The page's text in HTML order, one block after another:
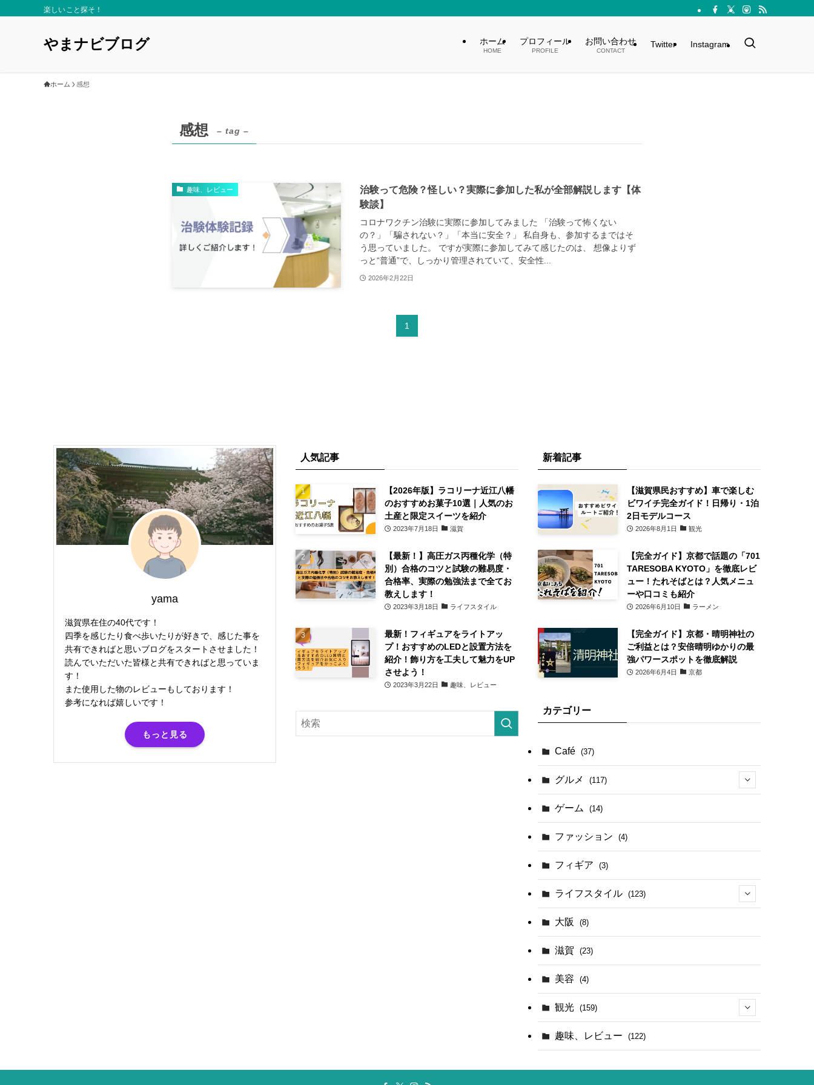
楽しいこと探そ！
やまナビブログ ホーム
HOME
プロフィール
PROFILE
お問い合わせ
CONTACT
Twitter Instagram
ホーム 感想
感想 – tag –
趣味、レビュー
治験って危険？怪しい？実際に参加した私が全部解説します【体
験談】
コロナワクチン治験に実際に参加してみました 「治験って怖くない
の？」「騙されない？」「本当に安全？」 私自身も、参加するまではそ
う思っていました。 ですが実際に参加してみて感じたのは、 想像よりず
っと“普通”で、しっかり管理されていて、安全性...
2026年2月22日
1
yama
滋賀県在住の40代です！
四季を感じたり食べ歩いたりが好きで、感じた事を
共有できればと思いブログをスタートさせました！
読んでいただいた皆様と共有できればと思っていま
す！
また使用した物のレビューもしております！
参考になれば嬉しいです！
もっと見る
人気記事
【2026年版】ラコリーナ近江八幡
のおすすめお菓子10選｜人気のお
土産と限定スイーツを紹介
2023年7月18日 滋賀
【最新！】高圧ガス丙種化学（特
別）合格のコツと試験の難易度・
合格率、実際の勉強法まで全てお
教えします！
2023年3月18日 ライフスタイル
最新！フィギュアをライトアッ
プ！おすすめのLEDと設置方法を
紹介！飾り方を工夫して魅力をUP
させよう！
2023年3月22日 趣味、レビュー
新着記事
【滋賀県民おすすめ】車で楽しむ
ビワイチ完全ガイド！日帰り・1泊
2日モデルコース
2026年8月1日 観光
【完全ガイド】京都で話題の「701
TARESOBA KYOTO」を徹底レビ
ュー！たれそばとは？人気メニュ
ーや口コミも紹介
2026年6月10日 ラーメン
【完全ガイド】京都・晴明神社の
ご利益とは？安倍晴明ゆかりの最
強パワースポットを徹底解説
2026年6月4日 京都
カテゴリー
Café (37)
グルメ (117)
(41)
(17)
(4)
ゲーム (14)
ファッション (4)
フィギア (3)
ライフスタイル (123)
(44)
大阪 (8)
滋賀 (23)
美容 (4)
観光 (159)
(142)
趣味、レビュー (122)